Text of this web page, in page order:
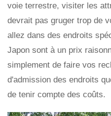
voie terrestre, visiter les
devrait pas gruger trop de
allez dans des endroits
Japon sont à un prix
simplement de faire vos
d'admission des endroits
de tenir compte des coûts.